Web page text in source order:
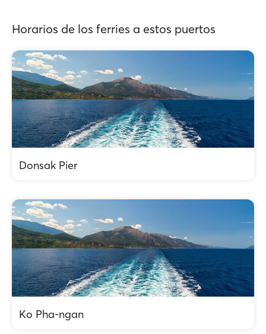
Horarios de los ferries a estos puertos
Donsak Pier
Ko Pha-ngan